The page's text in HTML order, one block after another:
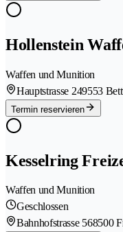
Hollenstein
Waffen und Munition
Hauptstrasse 249553
Termin reservieren
Kesselring
Waffen und Munition
Geschlossen
Bahnhofstrasse 568500